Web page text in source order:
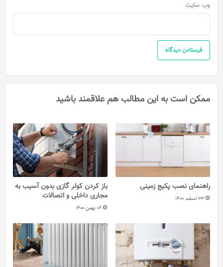
وب‌ سایت
ممکن است به این مطالب هم علاقمند باشید
راهنمای نصب پکیج زمینی
23 اسفند 1400
باز کردن کولر گازی بدون آسیب به
مجاری داخلی و اتصالات
06 بهمن 1400